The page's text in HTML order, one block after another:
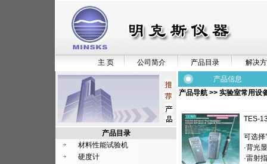
主 页 公司简介 产品目录 解决
产品目录
材料性能试验机
硬度计
产品信息
产品导航 >> 实验室常用设
TES-
可选
·背光
·雷射